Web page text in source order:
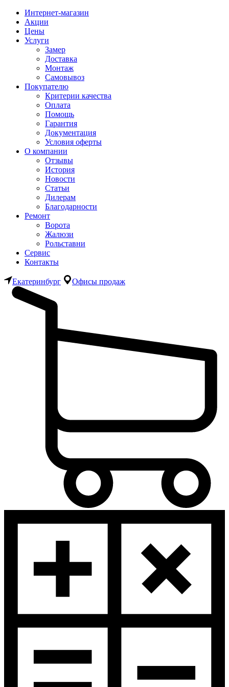
Интернет-магазин
Акции
Цены
Услуги
Замер
Доставка
Монтаж
Самовывоз
Покупателю
Критерии качества
Оплата
Помощь
Гарантия
Документация
Условия оферты
О компании
Отзывы
История
Новости
Статьи
Дилерам
Благодарности
Ремонт
Ворота
Жалюзи
Рольставни
Сервис
Контакты
Екатеринбург Офисы продаж